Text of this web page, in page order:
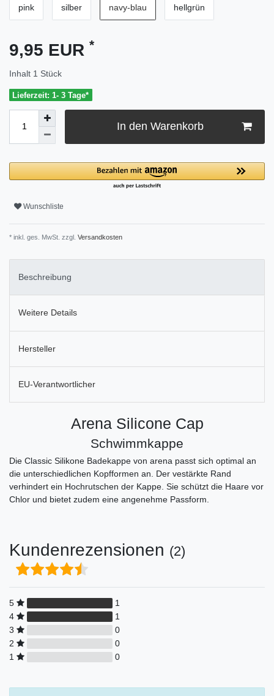
pink silber navy-blau hellgrün
9,95 EUR *
Inhalt 1 Stück
Lieferzeit: 1- 3 Tage*
In den Warenkorb
Wunschliste
* inkl. ges. MwSt. zzgl. Versandkosten
Beschreibung
Weitere Details
Hersteller
EU-Verantwortlicher
Arena Silicone Cap
Schwimmkappe
Die Classic Silikone Badekappe von arena passt sich optimal an
die unterschiedlichen Kopfformen an. Der vestärkte Rand
verhindert ein Hochrutschen der Kappe. Sie schützt die Haare vor
Chlor und bietet zudem eine angenehme Passform.
Kundenrezensionen (2)
5
1
4
1
3
0
2
0
1
0